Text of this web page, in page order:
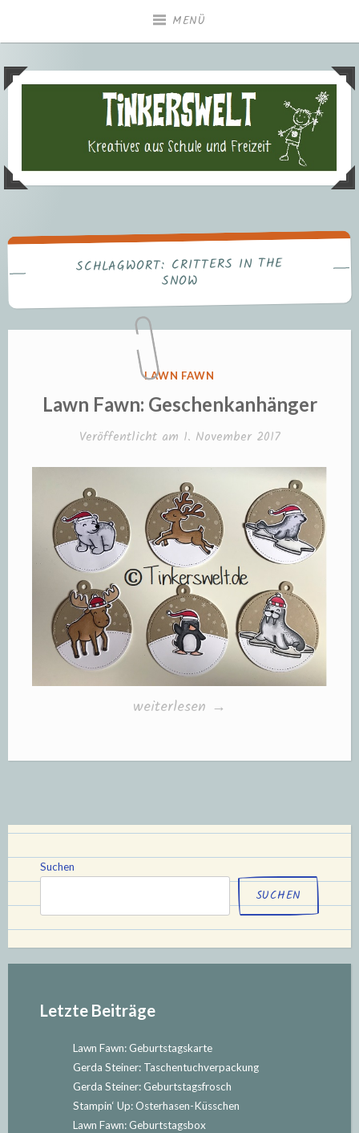
MENÜ
Tinkerswelt – Kreatives aus
Freizeit und Schule
SCHLAGWORT: CRITTERS IN THE
SNOW
VERÖFFENTLICHT
LAWN FAWN
Lawn Fawn: Geschenkanhänger
Veröffentlicht am 1. November 2017
„Lawn
Geschenkanhänger“
weiterlesen →
Suchen
SUCHEN
Letzte Beiträge
Lawn Fawn: Geburtstagskarte
Gerda Steiner: Taschentuchverpackung
Gerda Steiner: Geburtstagsfrosch
Stampin‘ Up: Osterhasen-Küsschen
Lawn Fawn: Geburtstagsbox